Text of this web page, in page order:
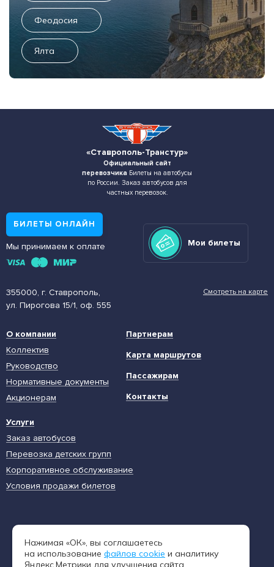
Феодосия
Ялта
«Ставрополь-Транстур»
Официальный сайт
перевозчика Билеты на автобусы
по России. Заказ автобусов для
частных перевозок.
355000, г. Ставрополь,
ул. Пирогова 15/1, оф. 555
Смотреть на карте
БИЛЕТЫ ОНЛАЙН
Мы принимаем к оплате Мои билеты
О компании
Коллектив
Руководство
Нормативные документы
Акционерам
Услуги
Заказ автобусов
Перевозка детских групп
Корпоративное обслуживание
Условия продажи билетов
Партнерам
Карта маршрутов
Пассажирам
Контакты
8 (962) 402-65-54
Нажимая «ОК», вы соглашаетесь
на использование файлов cookie и аналитику
Яндекс.Метрики для улучшения сайта.